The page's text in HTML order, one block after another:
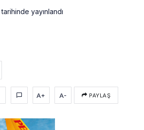
tarihinde yayınlandı
A+ A- PAYLAŞ